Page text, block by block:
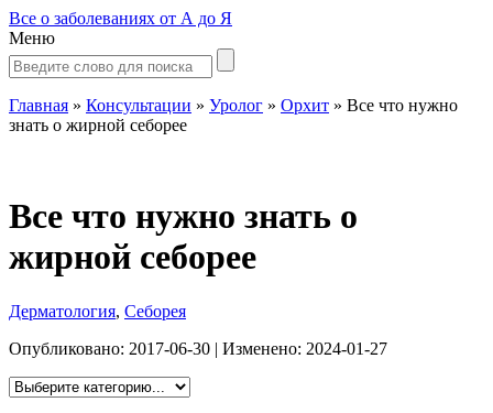
Все о заболеваниях от А до Я
Меню
Главная » Консультации » Уролог » Орхит » Все что нужно
знать о жирной себорее
Все что нужно знать о
жирной себорее
Дерматология, Себорея
Опубликовано: 2017-06-30 | Изменено: 2024-01-27